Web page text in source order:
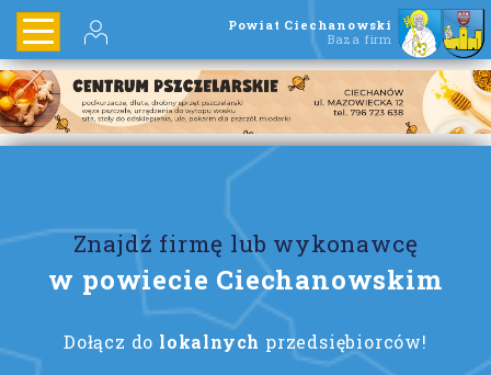
Powiat Ciechanowski
Baza firm
Znajdź firmę lub wykonawcę
w powiecie Ciechanowskim
Dołącz do lokalnych przedsiębiorców!